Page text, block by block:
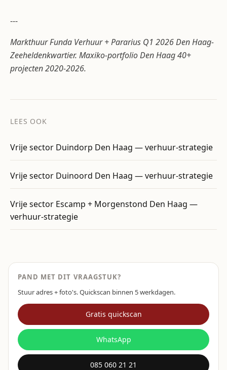
---
Markthuur Funda Verhuur + Pararius Q1 2026 Den Haag-
Zeeheldenkwartier. Maxiko-portfolio Den Haag 40+
projecten 2020-2026.
LEES OOK
Vrije sector Duindorp Den Haag — verhuur-strategie
Vrije sector Duinoord Den Haag — verhuur-strategie
Vrije sector Escamp + Morgenstond Den Haag —
verhuur-strategie
PAND MET DIT VRAAGSTUK?
Stuur adres + foto's. Quickscan binnen 5 werkdagen.
Gratis quickscan
WhatsApp
085 060 21 21